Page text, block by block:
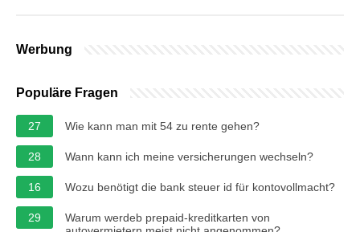
Werbung
Populäre Fragen
27 Wie kann man mit 54 zu rente gehen?
28 Wann kann ich meine versicherungen wechseln?
16 Wozu benötigt die bank steuer id für kontovollmacht?
29
Warum werdeb prepaid-kreditkarten von